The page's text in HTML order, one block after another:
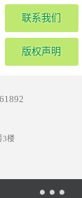
联系我们
版权声明
3楼